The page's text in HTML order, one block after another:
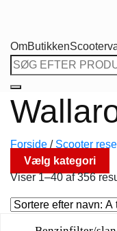
OmButikken
Søg
efter:
Forside / Scooter
Vælg kategori
Viser 1–40 af 356